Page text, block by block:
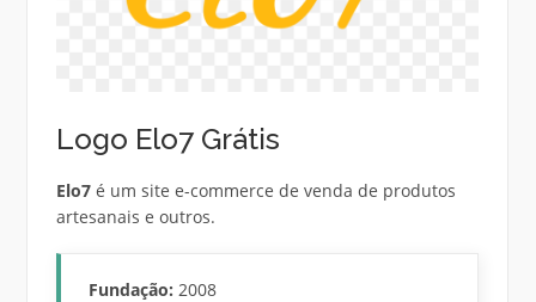
Logo Elo7 Grátis
Elo7é um site e-commerce de venda de produtos
artesanais e outros.
Fundação: 2008